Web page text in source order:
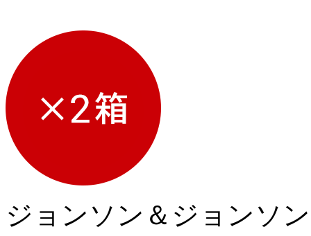
ジョンソン＆ジョンソン